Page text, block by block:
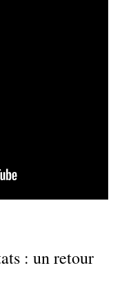
: un retour